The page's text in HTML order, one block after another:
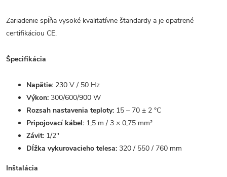
Zariadenie spĺňa vysoké kvalitatívne štandardy a je opatrené
certifikáciou CE.
Špecifikácia
Napätie: 230 V / 50 Hz
Výkon: 300/600/900 W
Rozsah nastavenia teploty: 15 – 70 ± 2 °C
Pripojovací kábel: 1,5 m / 3 × 0,75 mm²
Závit: 1/2"
Dĺžka vykurovacieho telesa: 320 / 550 / 760 mm
Inštalácia